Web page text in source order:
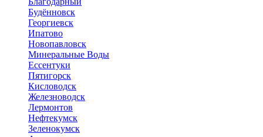
Будённовск
Георгиевск
Ипатово
Новопавловск
Минеральные Воды
Ессентуки
Пятигорск
Кисловодск
Железноводск
Лермонтов
Нефтекумск
Зеленокумск